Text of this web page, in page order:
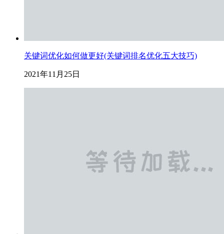
关键词优化如何做更好(关键词排名优化五大技巧)
2021年11月25日